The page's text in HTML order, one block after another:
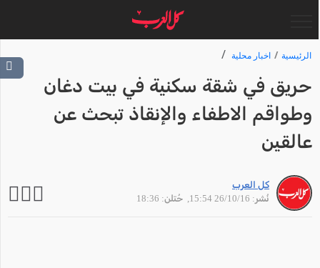
الرئيسية اخبار محلية
حريق في شقة سكنية في بيت دغان
وطواقم الاطفاء والإنقاذ تبحث عن
عالقين
كل العرب
نُشر: 26/10/16 15:54
, حُتلن: 18:36